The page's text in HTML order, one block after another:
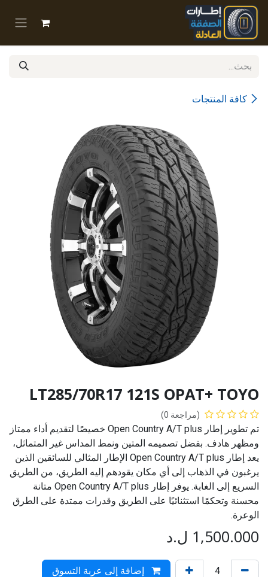
تخطي للذهاب إلى المحتوى
كافة المنتجات
LT285/70R17 121S OPAT+ TOYO
(مراجعة 0)
تم تطوير إطار Open Country A/T plus خصيصًا لتقديم أداء ممتاز
ومظهر هادف. بفضل تصميمه المتين ونمط المداس غير المتماثل،
يعد إطار Open Country A/T plus الإطار المثالي للسائقين الذين
يرغبون في الذهاب إلى أي مكان يقودهم إليه الطريق، من الطريق
السريع إلى الغابة. يوفر إطار Open Country A/T plus متانة
محسنة وتحكمًا استثنائيًا على الطريق وقدرات ممتدة على الطرق
الوعرة.
1,500.000 ل.د
إضافة إلى عربة التسوق